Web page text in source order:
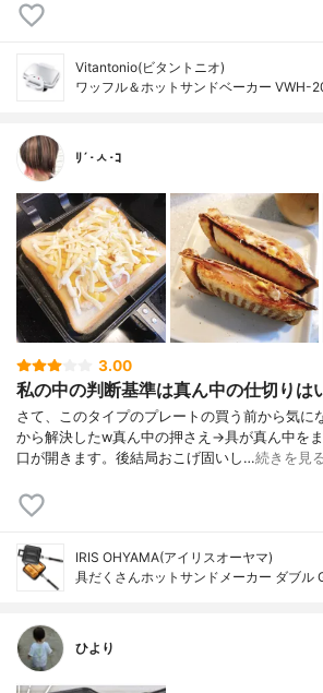
Vitantonio(ビタントニオ)
ワッフル＆ホットサンドベーカー VWH-
ﾘ´･ㅅ･ｺ
3.00
私の中の判断基準は真ん中の仕切りは
さて、このタイプのプレートの買う前から気に
から解決したw真ん中の押さえ→具が真ん中を
口が開きます。後結局おこげ固いし…続きを見
IRIS OHYAMA(アイリスオーヤマ)
具だくさんホットサンドメーカー ダブル
ひより